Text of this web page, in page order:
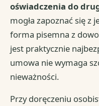
oświadczenia do
mogła zapoznać się z
forma pisemna z
jest praktycznie
umowa nie wymaga
nieważności.
Przy doręczeniu